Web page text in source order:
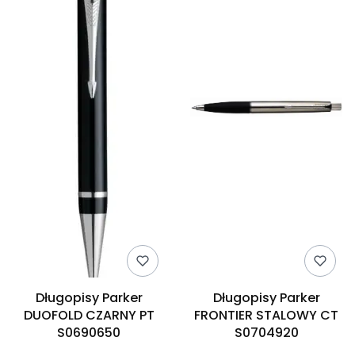
Długopisy Parker
DUOFOLD CZARNY PT
S0690650
Długopisy Parker
FRONTIER STALOWY CT
S0704920